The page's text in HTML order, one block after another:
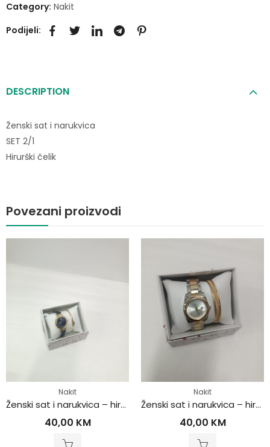
Category: Nakit
Podijeli:
DESCRIPTION
Ženski sat i narukvica
SET 2/1
Hirurški čelik
Povezani proizvodi
Nakit
Ženski sat i narukvica – hirurški čelik
40,00 KM
Nakit
Ženski sat i narukvica – hirurški čelik
40,00 KM